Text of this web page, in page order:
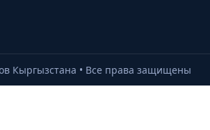
Кыргызстана • Все права защищены